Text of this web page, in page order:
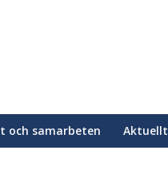
och samarbeten Aktuellt